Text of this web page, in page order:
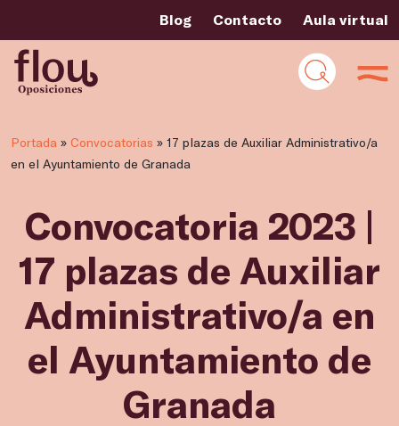
Blog Contacto Aula virtual
Portada » Convocatorias » 17 plazas de Auxiliar Administrativo/a
en el Ayuntamiento de Granada
Convocatoria 2023 |
17 plazas de Auxiliar
Administrativo/a en
el Ayuntamiento de
Granada